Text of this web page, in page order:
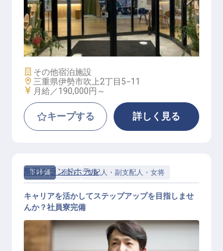
ホテルスタッフ
施設業態
その他宿泊施設
勤務地
三重県伊勢市吹上2丁目5−11
給与
月給／190,000円～
キープする 詳しく見る
正社員 宿泊 支配人・副支配人・女将
鳥羽グランドホテル
キャリアを活かしてステップアップを目指しませ
んか？社員寮完備